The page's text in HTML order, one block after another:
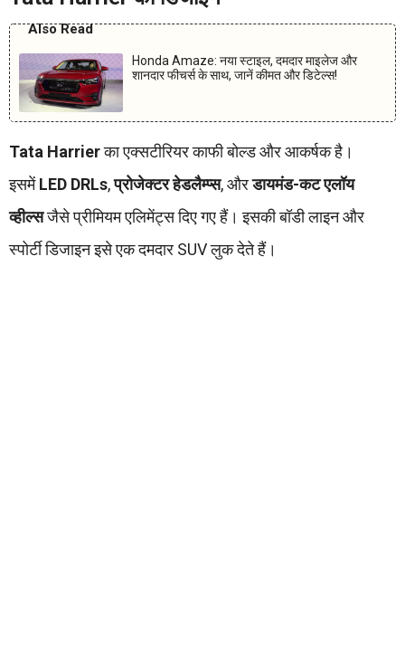
Also Read
Honda Amaze: नया स्टाइल, दमदार माइलेज और
शानदार फीचर्स के साथ, जानें कीमत और डिटेल्स!
Tata Harrierका एक्सटीरियर काफी बोल्ड और आकर्षक है।
इसमेंLED DRLs,प्रोजेक्टर हेडलैम्प्स, औरडायमंड-कट एलॉय
व्हील्सजैसे प्रीमियम एलिमेंट्स दिए गए हैं। इसकी बॉडी लाइन और
स्पोर्टी डिजाइन इसे एक दमदार SUV लुक देते हैं।